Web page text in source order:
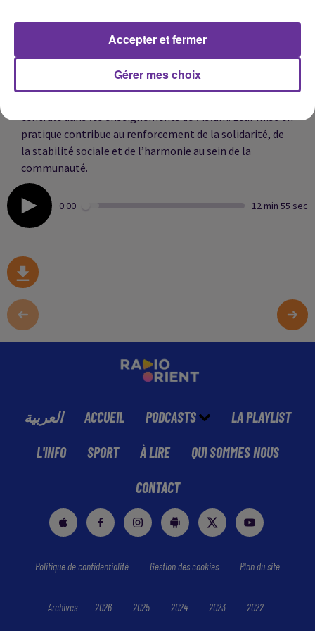
l’un des premiers remparts contre les fractures
spirituelles et sociales.
Il souligne que le respect des proches, l’entraide et la
préservation des relations familiales, valeurs incarnées
centrale dans les enseignements de l’islam. Leur mise en
pratique contribue au renforcement de la solidarité, de
la stabilité sociale et de l’harmonie au sein de la
communauté.
0:00 12 min 55 sec
العربية ACCUEIL PODCASTS LA PLAYLIST
L'INFO SPORT À LIRE QUI SOMMES NOUS
CONTACT
Politique de confidentialité Gestion des cookies Plan du site
Archives 2026 2025 2024 2023 2022
Gérer mes choix
Accepter et fermer